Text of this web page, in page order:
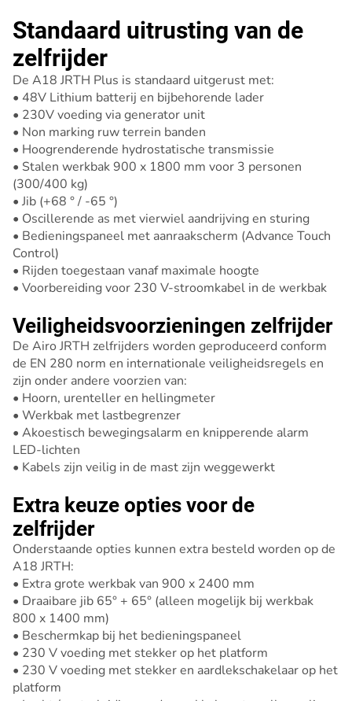
Standaard uitrusting van de
zelfrijder
De A18 JRTH Plus is standaard uitgerust met:
• 48V Lithium batterij en bijbehorende lader
• 230V voeding via generator unit
• Non marking ruw terrein banden
• Hoogrenderende hydrostatische transmissie
• Stalen werkbak 900 x 1800 mm voor 3 personen
(300/400 kg)
• Jib (+68 ° / -65 °)
• Oscillerende as met vierwiel aandrijving en sturing
• Bedieningspaneel met aanraakscherm (Advance Touch
Control)
• Rijden toegestaan vanaf maximale hoogte
• Voorbereiding voor 230 V-stroomkabel in de werkbak
Veiligheidsvoorzieningen zelfrijder
De Airo JRTH zelfrijders worden geproduceerd conform
de EN 280 norm en internationale veiligheidsregels en
zijn onder andere voorzien van:
• Hoorn, urenteller en hellingmeter
• Werkbak met lastbegrenzer
• Akoestisch bewegingsalarm en knipperende alarm
LED-lichten
• Kabels zijn veilig in de mast zijn weggewerkt
Extra keuze opties voor de
zelfrijder
Onderstaande opties kunnen extra besteld worden op de
A18 JRTH:
• Extra grote werkbak van 900 x 2400 mm
• Draaibare jib 65° + 65° (alleen mogelijk bij werkbak
800 x 1400 mm)
• Beschermkap bij het bedieningspaneel
• 230 V voeding met stekker op het platform
• 230 V voeding met stekker en aardlekschakelaar op het
platform